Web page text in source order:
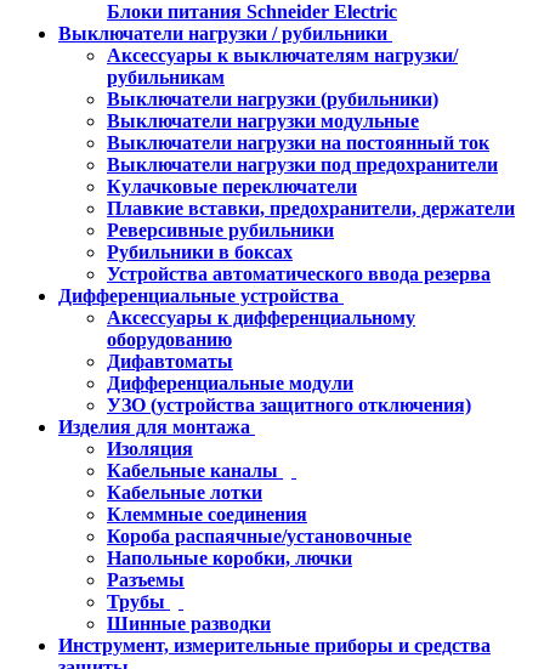
Блоки питания Schneider Electric
Выключатели нагрузки / рубильники
Аксессуары к выключателям нагрузки/
рубильникам
Выключатели нагрузки (рубильники)
Выключатели нагрузки модульные
Выключатели нагрузки на постоянный ток
Выключатели нагрузки под предохранители
Кулачковые переключатели
Плавкие вставки, предохранители, держатели
Реверсивные рубильники
Рубильники в боксах
Устройства автоматического ввода резерва
Дифференциальные устройства
Аксессуары к дифференциальному
оборудованию
Дифавтоматы
Дифференциальные модули
УЗО (устройства защитного отключения)
Изделия для монтажа
Изоляция
Кабельные каналы
Кабельные лотки
Клеммные соединения
Короба распаячные/установочные
Напольные коробки, лючки
Разъемы
Трубы
Шинные разводки
Инструмент, измерительные приборы и средства